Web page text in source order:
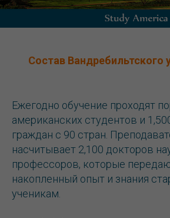
Состав Вандребильтского
Ежегодно обучение проходят
американских студентов и
граждан с 90 стран.
насчитывает 2,100 докторов
профессоров, которые
накопленный опыт и знания
ученикам.